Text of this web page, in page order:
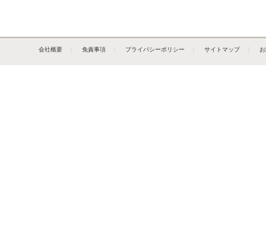
会社概要 免責事項 プライバシーポリシー サイトマップ｜